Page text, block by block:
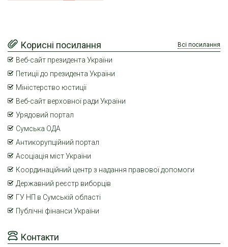
Контакти
Корисні посилання Всі посилання
Веб-сайт президента України
Петиції до президента України
Міністерство юстиції
Веб-сайт верховної ради України
Урядовий портал
Сумська ОДА
Антикорупційний портал
Асоціація міст України
Координаційний центр з надання правової допомоги
Державний реєстр виборців
ГУ НП в Сумській області
Публічні фінанси України